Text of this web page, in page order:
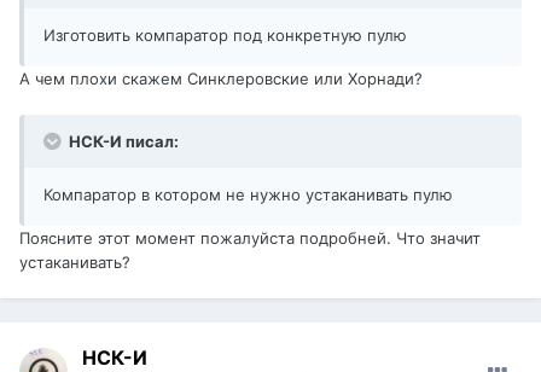
Изготовить компаратор под конкретную пулю
А чем плохи скажем Синклеровские или Хорнади?
НСК-И писал:
Компаратор в котором не нужно устаканивать пулю
Поясните этот момент пожалуйста подробней. Что значит
устаканивать?
НСК-И